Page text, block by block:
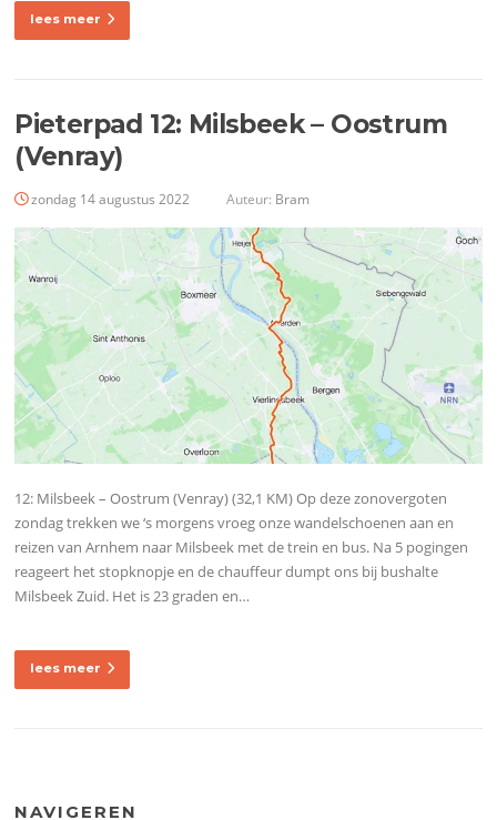
lees meer
Pieterpad 12: Milsbeek – Oostrum
(Venray)
zondag 14 augustus 2022 Auteur: Bram
12: Milsbeek – Oostrum (Venray) (32,1 KM) Op deze zonovergoten
zondag trekken we ‘s morgens vroeg onze wandelschoenen aan en
reizen van Arnhem naar Milsbeek met de trein en bus. Na 5 pogingen
reageert het stopknopje en de chauffeur dumpt ons bij bushalte
Milsbeek Zuid. Het is 23 graden en…
lees meer
NAVIGEREN